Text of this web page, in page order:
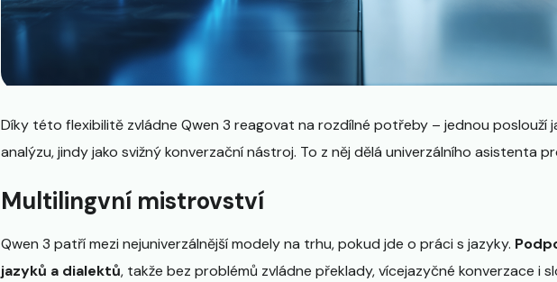
Díky této flexibilitě zvládne Qwen 3 reagovat na rozdílné potřeby – jednou poslouží
analýzu, jindy jako svižný konverzační nástroj. To z něj dělá univerzálního asistenta
Multilingvní mistrovství
Qwen 3 patří mezi nejuniverzálnější modely na trhu, pokud jde o práci s jazyky.
jazyků a dialektů, takže bez problémů zvládne překlady, vícejazyčné konverzace i